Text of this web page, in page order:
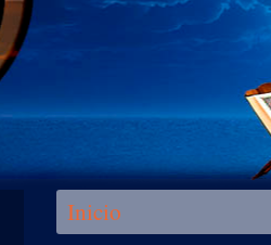
Se encuentra usted aquí
Inicio